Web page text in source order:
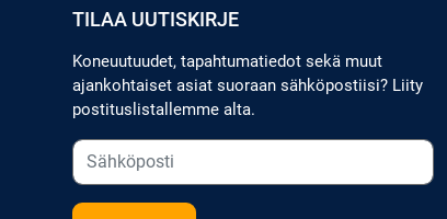
TILAA UUTISKIRJE
Koneuutuudet, tapahtumatiedot sekä muut
ajankohtaiset asiat suoraan sähköpostiisi? Liity
postituslistallemme alta.